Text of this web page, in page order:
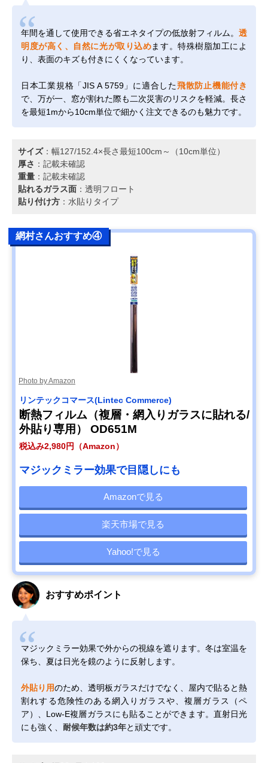
年間を通して使用できる省エネタイプの低放射フィルム。 透
明度が高く、自然に光が取り込めます。特殊樹脂加工によ
り、表面のキズも付きにくくなっています。
日本工業規格「JIS A 5759」に適合した飛散防止機能付き
で、万が一、窓が割れた際も二次災害のリスクを軽減。長さ
を最短1mから10cm単位で細かく注文できるのも魅力です。
サイズ：幅127/152.4×長さ最短100cm～（10cm単位）
厚さ ：記載未確認
重量 ：記載未確認
貼れるガラス面 ：透明フロート
貼り付け方 ：水貼りタイプ
網村さんおすすめ④
Photo by Amazon
リンテックコマース(Lintec Commerce)
断熱フィルム（複層・網入りガラスに貼れる/
外貼り専用） OD651M
税込み2,980円（Amazon）
マジックミラー効果で目隠しにも
Amazonで見る
楽天市場で見る
Yahoo!で見る
おすすめポイント
マジックミラー効果で外からの視線を遮ります。冬は室温を
保ち、夏は日光を鏡のように反射します。
外貼り用のため、透明板ガラスだけでなく、屋内で貼ると熱
割れする危険性のある網入りガラスや、複層ガラス（ペ
ア）、Low-E複層ガラスにも貼ることができます。直射日光
にも強く、 耐候年数は約3年と頑丈です。